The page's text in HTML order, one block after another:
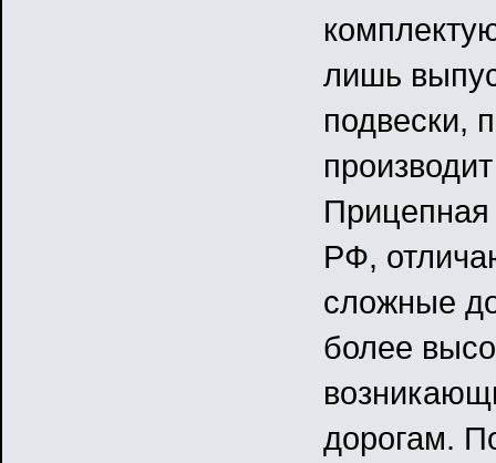
лишь
подвески,
Прицепная
РФ,
сложные
более
дорогам.